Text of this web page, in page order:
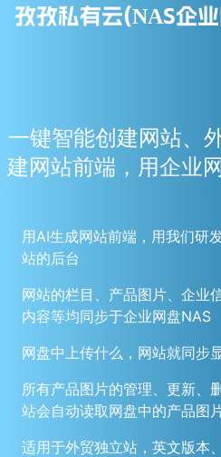
孜孜私有云(NAS企
一键智能创建网站、
建网站前端，用企业
用AI生成网站前端，用我们研
站的后台
网站的栏目、产品图片、企业
内容等均同步于企业网盘NAS
网盘中上传什么，网站就同步
所有产品图片的管理、更新、
站会自动读取网盘中的产品图
适用于外贸独立站，英文版本